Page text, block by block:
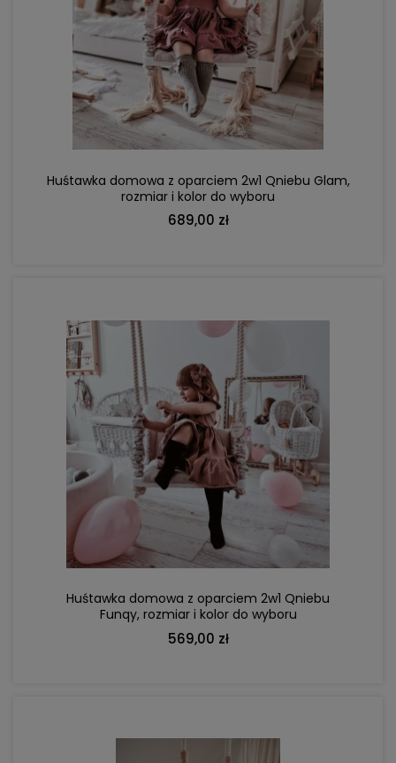
Huśtawka domowa z oparciem 2w1 Qniebu Glam,
rozmiar i kolor do wyboru
689,00 zł
DO KOSZYKA
Huśtawka domowa z oparciem 2w1 Qniebu
Funqy, rozmiar i kolor do wyboru
569,00 zł
DO KOSZYKA